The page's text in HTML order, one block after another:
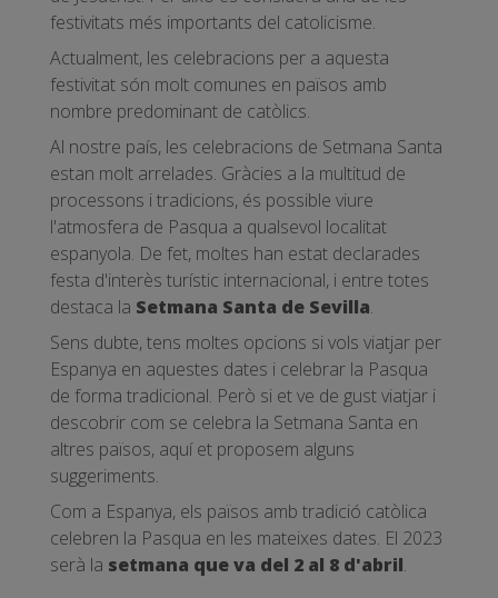
festivitats més importants del catolicisme.
Actualment, les celebracions per a aquesta
festivitat són molt comunes en països amb
nombre predominant de catòlics.
Al nostre país, les celebracions de Setmana Santa
estan molt arrelades. Gràcies a la multitud de
processons i tradicions, és possible viure
l'atmosfera de Pasqua a qualsevol localitat
espanyola. De fet, moltes han estat declarades
festa d'interès turístic internacional, i entre totes
destaca la Setmana Santa de Sevilla.
Sens dubte, tens moltes opcions si vols viatjar per
Espanya en aquestes dates i celebrar la Pasqua
de forma tradicional. Però si et ve de gust viatjar i
descobrir com se celebra la Setmana Santa en
altres països, aquí et proposem alguns
suggeriments.
Com a Espanya, els països amb tradició catòlica
celebren la Pasqua en les mateixes dates. El 2023
serà la setmana que va del 2 al 8 d'abril.